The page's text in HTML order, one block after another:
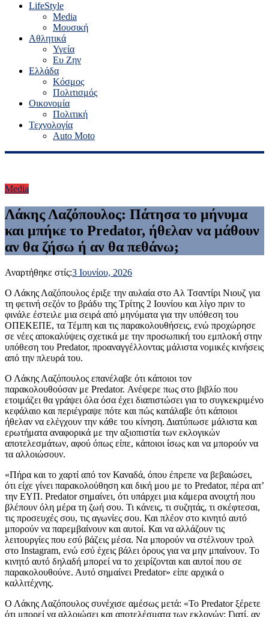
LifeStyle
Media
Μουσική
Αθλητικά
Υγεία
Ευ Ζην
Ελλάδα
Κόσμος
Πολιτισμός
Οικονομία
Πολιτική
Τεχνολογία
Auto Moto
Media
Λάκης Λαζόπουλος: Πάτησα το μήνυμα
και μπήκε το Predator, ήθελαν να μάθουν
αν θα ζήσω ή αν θα πεθάνω;
Αναρτήθηκε στίς:3 Ιουνίου, 2026
Ο Λάκης Λαζόπουλος έριξε την αυλαία στο Αλ Τσαντίρι Νιουζ για
τη φετινή σεζόν το βράδυ της Τρίτης 2 Ιουνίου και λίγο πριν το
φινάλε έστειλε μια σειρά από μηνύματα για την υπόθεση του
ΟΠΕΚΕΠΕ, τα Τέμπη και τις παρακολουθήσεις, ενώ προχώρησε
σε νέες αποκαλύψεις σχετικά με την προσωπική του εμπλοκή στην
υπόθεση του Predator, προαναγγέλλοντας μάλιστα νομικές κινήσεις
από την πλευρά του.
Ο Λάκης Λαζόπουλος επανέλαβε ότι κάποιοι τον
παρακολουθούσαν με Predator. Ανέφερε πως στο βιβλίο που
ετοιμάζει θα γράψει όλα όσα έχει διαπιστώσει για το συγκεκριμένο
κεφάλαιο και περιέγραψε πότε και πώς κατάλαβε ότι κάποιοι
ήθελαν να ελέγχουν την κάθε του κίνηση. Διατύπωσε μάλιστα και
ερωτήματα αναφορικά με την αξιοπιστία των εκλογικών
αποτελεσμάτων, αφού όπως είπε, κάποιοι ίσως και να μπορούν να
τα αλλοιώσουν.
«Πήρα και το χαρτί από τον Καναδά, όπου έπρεπε να βεβαιώσει,
ότι είχε γίνει παρακολούθηση και δική μου με το Predator, πέρα απ’
την ΕΥΠ. Predator σημαίνει, ότι υπάρχει μια κάμερα ανοιχτή που
βλέπουν όλη μέρα τη ζωή σου. Τι κάνεις, τι συζητάς, τι σκέφτεσαι,
τις προσευχές σου, τις αγωνίες σου. Και πλέον στο κινητό αυτό
μπορούν να παρεμβαίνουν και αυτοί. Και να αλλάζουν τις
λειτουργίες που εσύ βάζεις μέσα. Να μπορούν να στέλνουν τρολ
στο Instagram, ενώ εσύ έχεις βάλει όρους για να μην μπαίνουν. Το
κινητό αυτό δηλαδή μπορεί να το χειρίζονται και αυτοί που σε
παρακολουθούνε. Αυτό σημαίνει Predator» είπε αρχικά ο
καλλιτέχνης.
Ο Λάκης Λαζόπουλος συνέχισε αμέσως μετά: «Το Predator ξέρετε
ότι μπορεί να αλλοιώσει και αποτελέσματα των εκλογών; Γιατί, αν